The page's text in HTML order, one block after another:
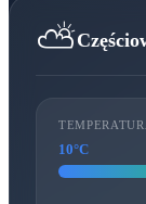
⛅
10°C